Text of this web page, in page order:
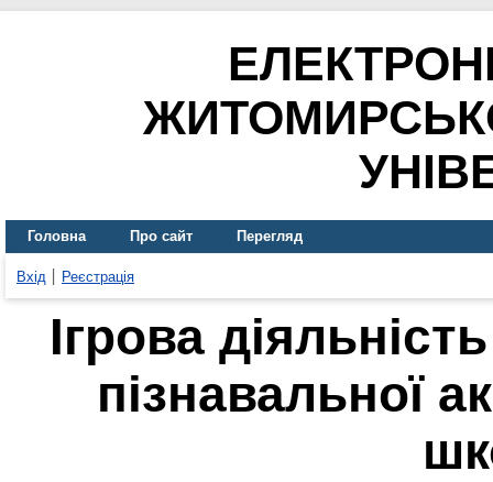
Головна Про сайт Перегляд
Вхід Реєстрація
Ігрова
пізнавальної